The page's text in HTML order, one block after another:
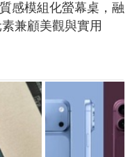
感模組化螢幕桌，融
兼顧美觀與實用